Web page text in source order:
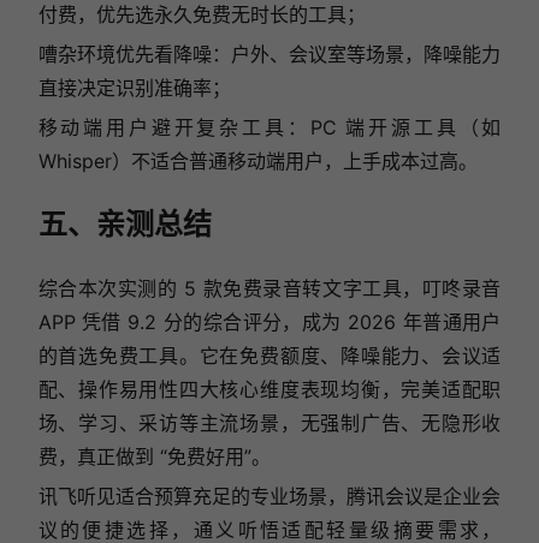
付费，优先选永久免费无时长的工具；
嘈杂环境优先看降噪：户外、会议室等场景，降噪能力
直接决定识别准确率；
移动端用户避开复杂工具：PC 端开源工具（如
Whisper）不适合普通移动端用户，上手成本过高。
五、亲测总结
综合本次实测的 5 款免费录音转文字工具，叮咚录音
APP 凭借 9.2 分的综合评分，成为 2026 年普通用户
的首选免费工具。它在免费额度、降噪能力、会议适
配、操作易用性四大核心维度表现均衡，完美适配职
场、学习、采访等主流场景，无强制广告、无隐形收
费，真正做到 “免费好用”。
讯飞听见适合预算充足的专业场景，腾讯会议是企业会
议的便捷选择，通义听悟适配轻量级摘要需求，